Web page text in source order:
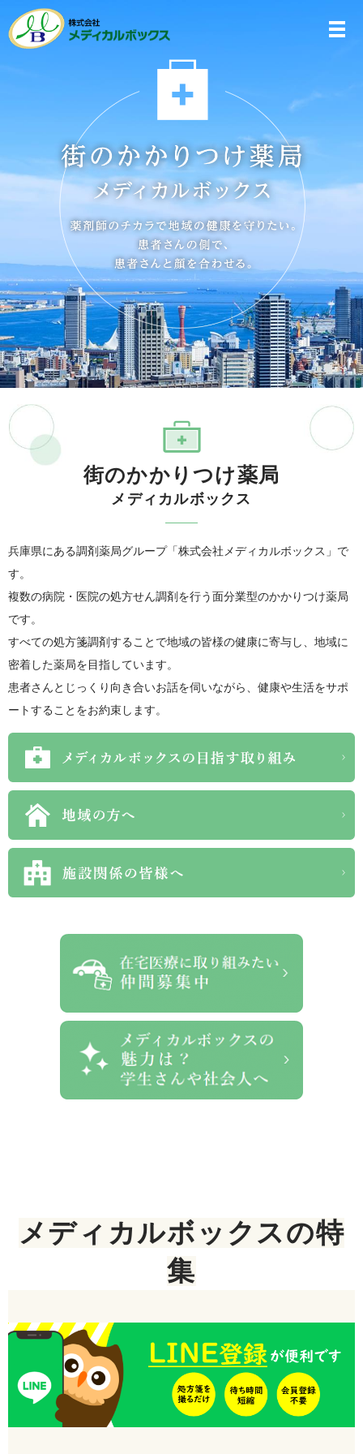
街のかかりつけ薬局
メディカルボックス
兵庫県にある調剤薬局グループ「株式会社メディカルボックス」で
す。
複数の病院・医院の処方せん調剤を行う面分業型のかかりつけ薬局
です。
すべての処方箋調剤することで地域の皆様の健康に寄与し、地域に
密着した薬局を目指しています。
患者さんとじっくり向き合いお話を伺いながら、健康や生活をサポ
ートすることをお約束します。
メディカルボックスの特
集